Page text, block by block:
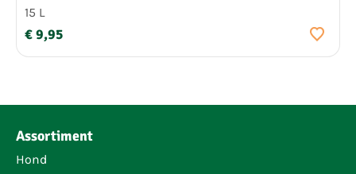
15 L
€ 9,95
Assortiment
Hond